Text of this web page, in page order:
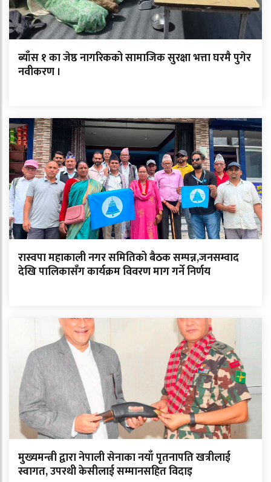
ब्याँस १ का जेष्ठ नागरिकको सामाजिक सुरक्षा भत्ता घरमै पुगेर
नवीकरण ।
रास्वपा महाकाली नगर समितिको बैठक सम्पन्न,जनसम्वाद
देखि पालिकासँग कार्यक्रम विवरण माग गर्ने निर्णय
मुख्यमन्त्री द्वारा नेपाली सेनाका नयाँ पृतनापति खत्रीलाई
स्वागत, उपरथी केसीलाई सम्मानसहित विदाइ